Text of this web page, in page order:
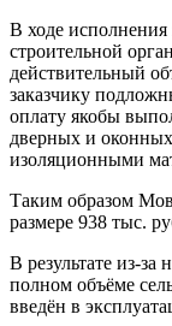
В ходе исполнения
строительной
действительный
заказчику
оплату якобы
дверных и
изоляционными
Таким образом
размере 938 тыс.
В результате из-
полном объёме
введён в